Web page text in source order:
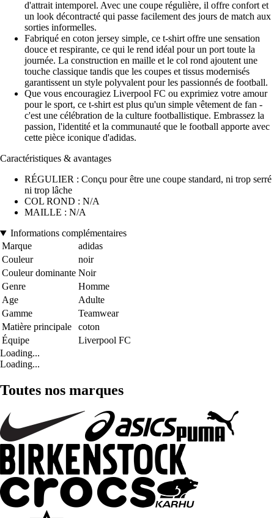
d'attrait intemporel. Avec une coupe régulière, il offre confort et
un look décontracté qui passe facilement des jours de match aux
sorties informelles.
Fabriqué en coton jersey simple, ce t-shirt offre une sensation
douce et respirante, ce qui le rend idéal pour un port toute la
journée. La construction en maille et le col rond ajoutent une
touche classique tandis que les coupes et tissus modernisés
garantissent un style polyvalent pour les passionnés de football.
Que vous encouragiez Liverpool FC ou exprimiez votre amour
pour le sport, ce t-shirt est plus qu'un simple vêtement de fan -
c'est une célébration de la culture footballistique. Embrassez la
passion, l'identité et la communauté que le football apporte avec
cette pièce iconique d'adidas.
Caractéristiques & avantages
RÉGULIER : Conçu pour être une coupe standard, ni trop serré
ni trop lâche
COL ROND : N/A
MAILLE : N/A
Informations complémentaires
Marque
adidas
Couleur
noir
Couleur dominante Noir
Genre
Homme
Age
Adulte
Gamme
Teamwear
Matière principale
coton
Équipe
Liverpool FC
Loading...
Loading...
Toutes nos marques